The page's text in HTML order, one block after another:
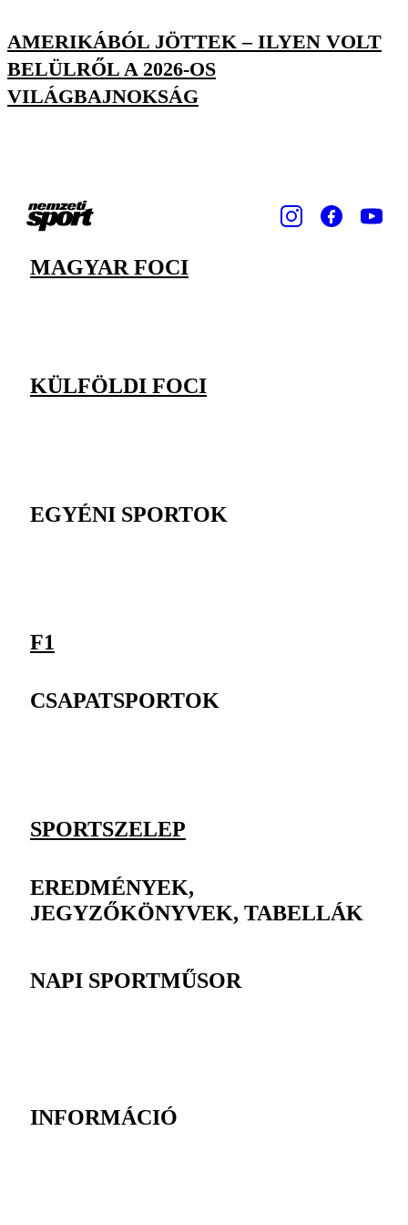
AMERIKÁBÓL JÖTTEK – ILYEN VOLT
BELÜLRŐL A 2026-OS
VILÁGBAJNOKSÁG
MAGYAR FOCI
KÜLFÖLDI FOCI
EGYÉNI SPORTOK
F1
CSAPATSPORTOK
SPORTSZELEP
EREDMÉNYEK,
JEGYZŐKÖNYVEK, TABELLÁK
NAPI SPORTMŰSOR
INFORMÁCIÓ